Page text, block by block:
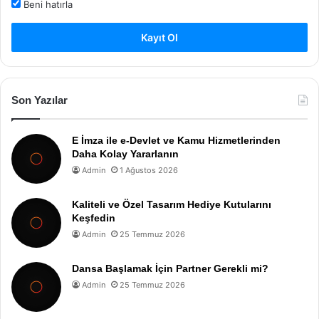
Beni hatırla
Kayıt Ol
Son Yazılar
E İmza ile e-Devlet ve Kamu Hizmetlerinden
Daha Kolay Yararlanın
Admin 1 Ağustos 2026
Kaliteli ve Özel Tasarım Hediye Kutularını
Keşfedin
Admin 25 Temmuz 2026
Dansa Başlamak İçin Partner Gerekli mi?
Admin 25 Temmuz 2026